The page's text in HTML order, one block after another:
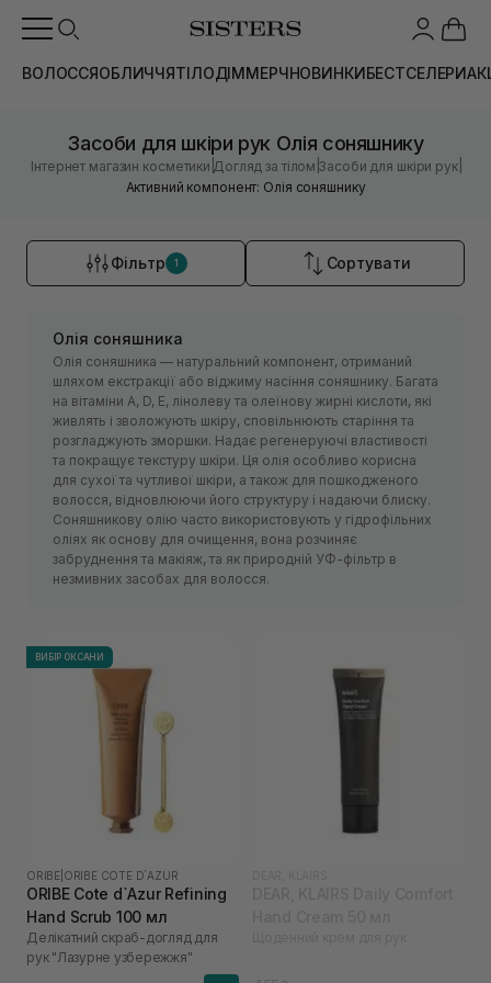
ВОЛОССЯОБЛИЧЧЯТІЛОДІММЕРЧНОВИНКИБЕСТСЕЛЕРИ
Засоби для шкіри рук Олія соняшнику
Інтернет магазин косметики Догляд за тілом |Засоби для шкіри рук|
Активний компонент: Олія соняшнику
Фільтр 1 Сортувати
Олія соняшника
Олія соняшника — натуральний компонент, отриманий
шляхом екстракції або віджиму насіння соняшнику. Багата
на вітаміни А, D, E, лінолеву та олеїнову жирні кислоти, які
живлять і зволожують шкіру, сповільнюють старіння та
розгладжують зморшки. Надає регенеруючі властивості
та покращує текстуру шкіри. Ця олія особливо корисна
для сухої та чутливої шкіри, а також для пошкодженого
волосся, відновлюючи його структуру і надаючи блиску.
Соняшникову олію часто використовують у гідрофільних
оліях як основу для очищення, вона розчиняє
забруднення та макіяж, та як природній УФ-фільтр в
незмивних засобах для волосся.
ВИБІР ОКСАНИ
ORIBE ORIBE COTE D`AZUR
ORIBE Cote d`Azur Refining
Hand Scrub 100 мл
Делікатний скраб-догляд для
рук "Лазурне узбережжя"